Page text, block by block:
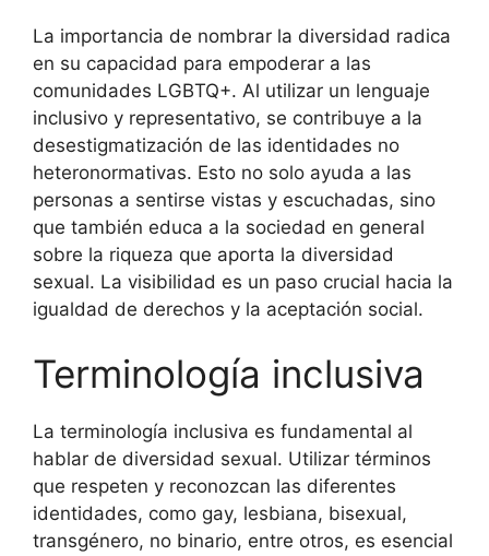
La importancia de nombrar la diversidad radica
en su capacidad para empoderar a las
comunidades LGBTQ+. Al utilizar un lenguaje
inclusivo y representativo, se contribuye a la
desestigmatización de las identidades no
heteronormativas. Esto no solo ayuda a las
personas a sentirse vistas y escuchadas, sino
que también educa a la sociedad en general
sobre la riqueza que aporta la diversidad
sexual. La visibilidad es un paso crucial hacia la
igualdad de derechos y la aceptación social.
Terminología inclusiva
La terminología inclusiva es fundamental al
hablar de diversidad sexual. Utilizar términos
que respeten y reconozcan las diferentes
identidades, como gay, lesbiana, bisexual,
transgénero, no binario, entre otros, es esencial